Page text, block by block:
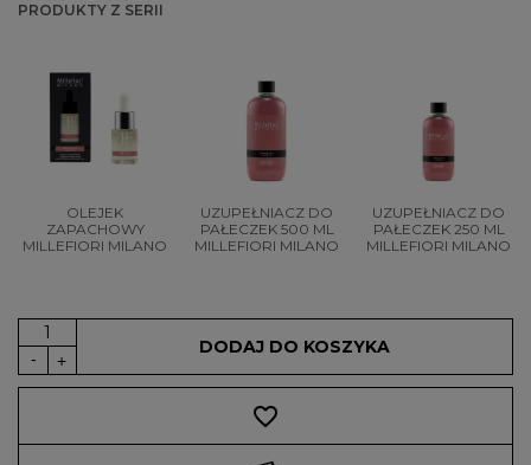
PRODUKTY Z SERII
OLEJEK
ZAPACHOWY
MILLEFIORI MILANO
UZUPEŁNIACZ DO
PAŁECZEK 500 ML
MILLEFIORI MILANO
UZUPEŁNIACZ DO
PAŁECZEK 250 ML
MILLEFIORI MILANO
DODAJ DO KOSZYKA
favorite_border